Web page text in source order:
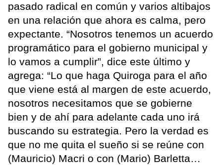
pasado radical en común y varios altibajos
en una relación que ahora es calma, pero
expectante. “Nosotros tenemos un acuerdo
programático para el gobierno municipal y
lo vamos a cumplir”, dice este último y
agrega: “Lo que haga Quiroga para el año
que viene está al margen de este acuerdo,
nosotros necesitamos que se gobierne
bien y de ahí para adelante cada uno irá
buscando su estrategia. Pero la verdad es
que no me quita el sueño si se reúne con
(Mauricio) Macri o con (Mario) Barletta…